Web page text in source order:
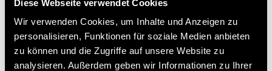
Diese Webseite verwendet Cookies
Wir verwenden Cookies, um Inhalte und Anzeigen zu
personalisieren, Funktionen für soziale Medien anbieten
zu können und die Zugriffe auf unsere Website zu
analysieren. Außerdem geben wir Informationen zu Ihrer
Ähnliche Artikel